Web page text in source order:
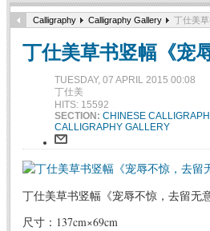
Calligraphy Calligraphy Gallery 丁仕美
丁仕美草书竖幅《宠
TUESDAY, 07 APRIL 2015 00:08
丁仕美
HITS: 15592
SECTION: CHINESE
CALLIGRAPHY GALLERY
丁仕美草书竖幅《宠辱不惊，去留无意
尺寸：137cm×69cm